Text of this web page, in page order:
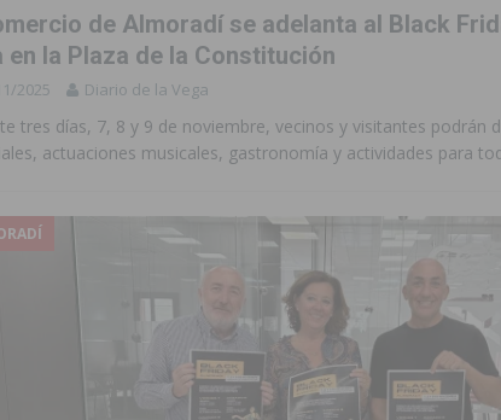
de Almoradí se adelanta al Black
en la Plaza de la Constitución
2025 Diario de la Vega
tres días, 7, 8 y 9 de noviembre, vecinos y visitantes podrán
actuaciones musicales, gastronomía y actividades para